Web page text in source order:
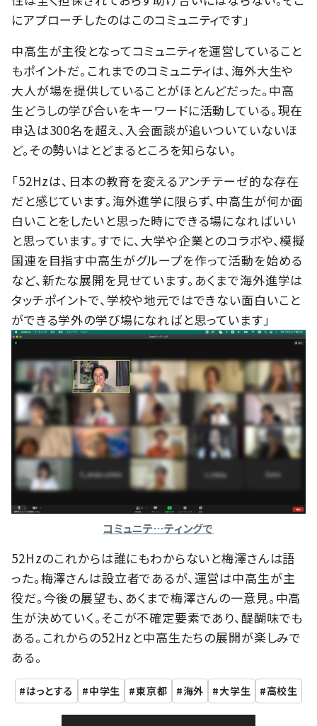
にアプローチしたのはこのコミュニティです」
中高生が主役となってコミュニティを運営していること
もポイントだ。これまでのコミュニティは、海外大生や
大人が場を提供していることがほとんどだった。中高
生どうしの学び合いをキーワードに活動している。現在
申込は300名を超え、入会面談が追いついていないほ
ど。その勢いはとどまるところを知らない。
「52Hzは、日本の教育を変えるアンチテーゼ的な存在
だと感じています。海外進学に限らず、中高生が何か面
白いことをしたいと思った時にできる場になればいい
と思っています。すでに、大学や企業とのコラボや、模擬
国連を目指す中高生がグループを作って活動を始める
など、新たな展開を見せています。あくまで海外進学は
タッチポイントで、学校や地元ではできない面白いこと
ができる学外の学び場になればと思っています」
コミュニテ…ティングで
52Hzのこれからは誰にもわからないと梅澤さんは語
った。梅澤さんは設立者であるが、運営は中高生が主
役だ。今後の展望も、あくまで梅澤さんの一意見。中高
生が決めていく。そこが不確定要素であり、醍醐味でも
ある。これからの52Hzと中高生たちの展開が楽しみで
ある。
はっとする 中学生 東京都 海外 大学生 高校生